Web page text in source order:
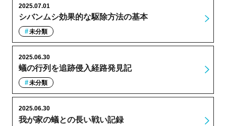
シバンムシ効果的な駆除方法の基本
2025.07.01
未分類
蟻の行列を追跡侵入経路発見記
2025.06.30
未分類
我が家の蟻との長い戦い記録
2025.06.30